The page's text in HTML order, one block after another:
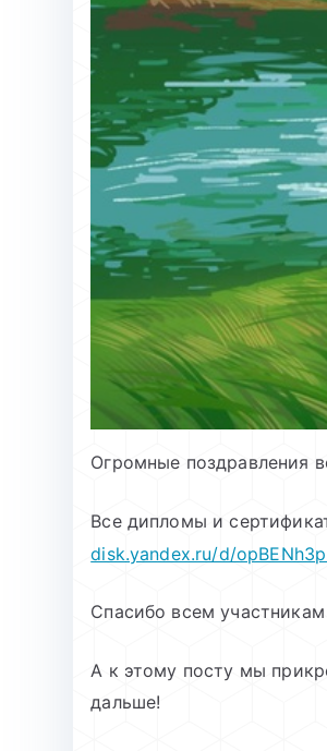
Огромные поздравления
Все дипломы и
disk.yandex.ru/d/
Спасибо всем
А к этому посту мы
дальше!